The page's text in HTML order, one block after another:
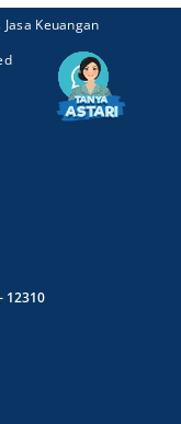
Keuangan
12310